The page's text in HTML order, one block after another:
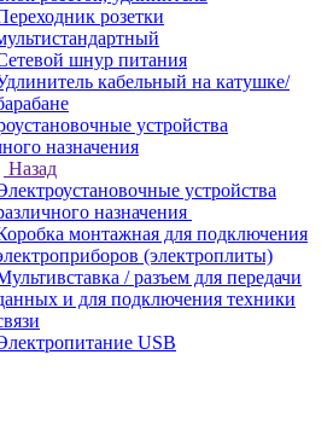
розетки
шнур питания
кабельный на катушке/
устройства
назначения
Назад
устройства
назначения
монтажная для подключения
(электроплиты)
/ разъем для передачи
и для подключения техники
USB